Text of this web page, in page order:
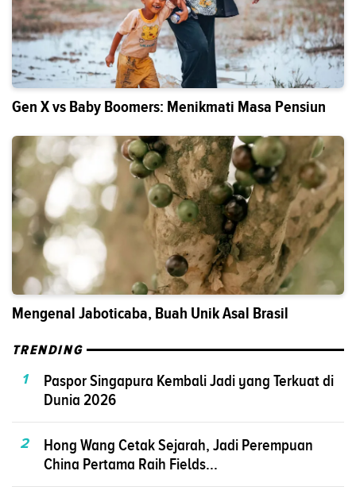
Gen X vs Baby Boomers: Menikmati Masa Pensiun
Mengenal Jaboticaba, Buah Unik Asal Brasil
TRENDING
1
Paspor Singapura Kembali Jadi yang Terkuat di
Dunia 2026
2
Hong Wang Cetak Sejarah, Jadi Perempuan
China Pertama Raih Fields...